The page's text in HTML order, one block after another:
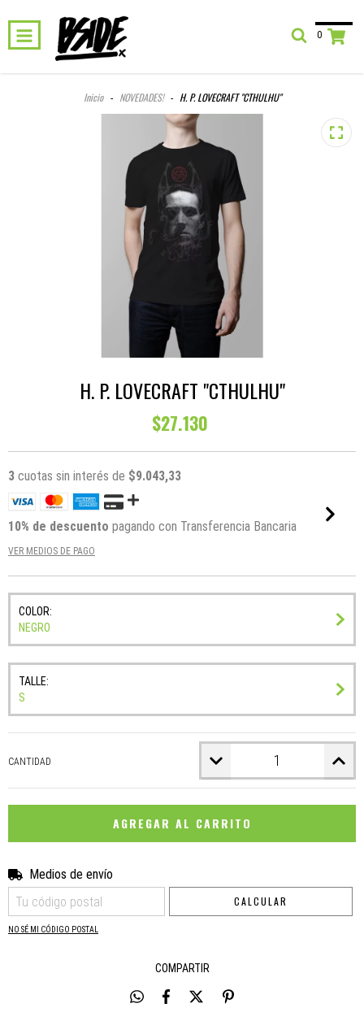
0
Inicio - NOVEDADES! - H. P. LOVECRAFT "CTHULHU"
H. P. LOVECRAFT "CTHULHU"
$27.130
3 cuotas sin interés de $9.043,33
10% de descuento pagando con Transferencia Bancaria
VER MEDIOS DE PAGO
COLOR:
NEGRO
TALLE:
S
CANTIDAD
Entregas para el CP:
Medios de envío
CALCULAR
NO SÉ MI CÓDIGO POSTAL
COMPARTIR